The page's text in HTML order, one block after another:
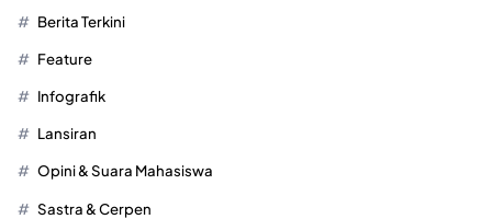
Berita Terkini
Feature
Infografik
Lansiran
Opini & Suara Mahasiswa
Sastra & Cerpen